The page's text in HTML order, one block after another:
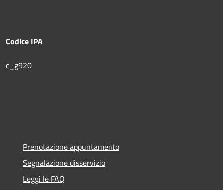
Codice IPA
c_g920
Prenotazione appuntamento
Segnalazione disservizio
Leggi le FAQ